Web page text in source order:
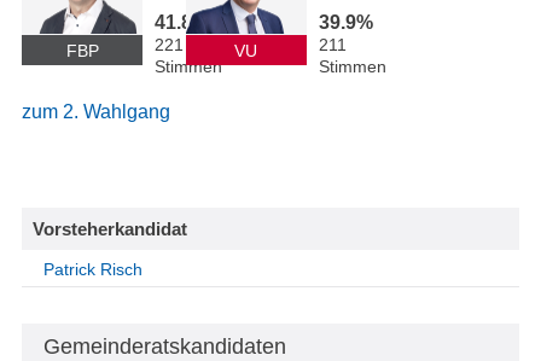
FBP
41.8%
221
Stimmen
VU
39.9%
211
Stimmen
zum 2. Wahlgang
Vorsteherkandidat
Patrick Risch
Gemeinderatskandidaten